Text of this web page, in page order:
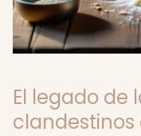
El legado de
clandestinos